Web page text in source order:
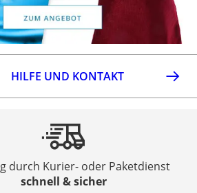
HILFE UND KONTAKT
durch Kurier- oder Paketdienst
schnell & sicher